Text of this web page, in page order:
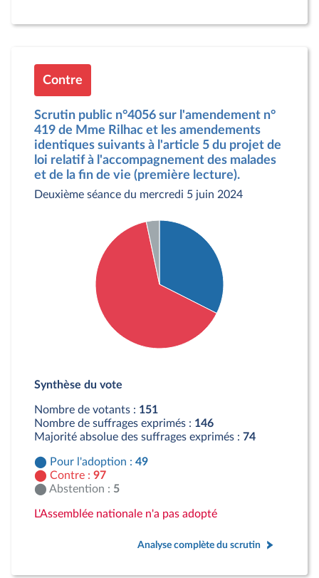
Contre
Scrutin public n°4056 sur l'amendement n°
419 de Mme Rilhac et les amendements
identiques suivants à l'article 5 du projet de
loi relatif à l'accompagnement des malades
et de la fin de vie (première lecture).
Deuxième séance du mercredi 5 juin 2024
Contre : 97 députés
Synthèse du vote
Nombre de votants : 151
Nombre de suffrages exprimés : 146
Majorité absolue des suffrages exprimés : 74
Pour l'adoption : 49
Contre : 97
Abstention : 5
L'Assemblée nationale n'a pas adopté
Analyse complète du scrutin